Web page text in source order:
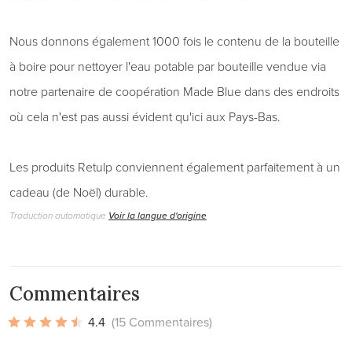
Nous donnons également 1000 fois le contenu de la bouteille
à boire pour nettoyer l'eau potable par bouteille vendue via
notre partenaire de coopération Made Blue dans des endroits
où cela n'est pas aussi évident qu'ici aux Pays-Bas.
Les produits Retulp conviennent également parfaitement à un
cadeau (de Noël) durable.
Traduction automatique Voir la langue d'origine
Commentaires
4.4 (15 Commentaires)